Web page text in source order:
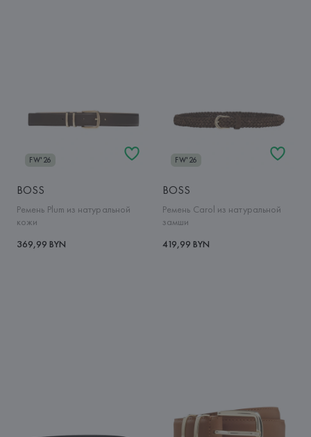
FW'26
BOSS
Ремень Plum из натуральной
кожи
369,99 BYN
FW'26
BOSS
Ремень Carol из натуральной
замши
419,99 BYN